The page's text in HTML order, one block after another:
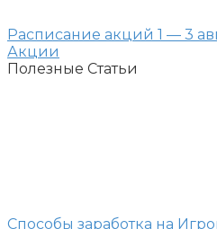
Расписание акций 1 — 3
Акции
Полезные Статьи
Способы заработка на